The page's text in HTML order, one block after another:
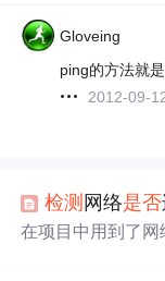
Gloveing
ping的方法就
2012-09-
检测 网络是否
在项目中用到了网